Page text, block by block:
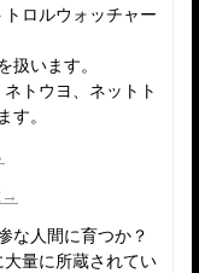
ロルウォッチャー
います。
トウヨ、ネットト
。
→
な人間に育つか？
量に所蔵されてい